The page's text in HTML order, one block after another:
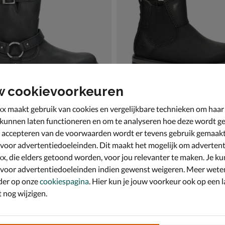
Genaya
boots - zwart
Timberland Courma Kid
Rits- & gesloten boots - zwart
vanaf € 84,99
v.a. 84,
cookievoorkeuren
maakt gebruik van cookies en vergelijkbare technieken om
laten functioneren en om te analyseren hoe deze wordt
van de voorwaarden wordt er tevens gebruik
advertentiedoeleinden. Dit maakt het mogelijk om
die elders getoond worden, voor jou relevanter te maken. Je
advertentiedoeleinden indien gewenst weigeren. Meer
op onzecookiespagina . Hier kun je jouw voorkeur ook op een
wijzigen.